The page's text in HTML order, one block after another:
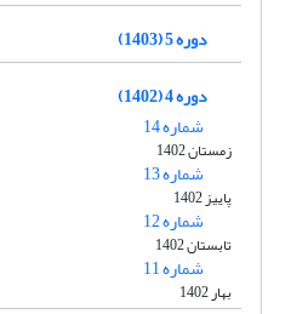
دوره 5 (1403)
دوره 4 (1402)
شماره 14
زمستان 1402
شماره 13
پاییز 1402
شماره 12
تابستان 1402
شماره 11
بهار 1402